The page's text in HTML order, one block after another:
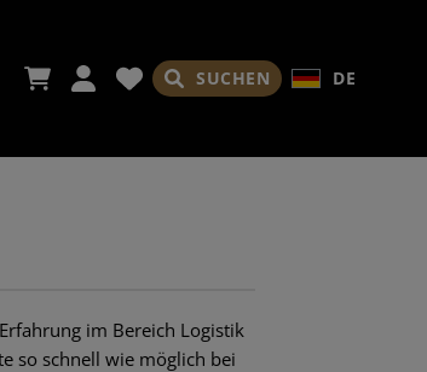
SUCHEN DE
im Bereich Logistik
so schnell wie möglich bei